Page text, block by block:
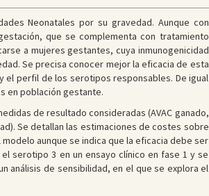
Neonatales por su gravedad. Aunque con
que se complementa con tratamiento
a mujeres gestantes, cuya inmunogenicidad
Se precisa conocer mejor la eficacia de esta
el perfil de los serotipos responsables. De igual
en población gestante.
de resultado consideradas (AVAC ganado,
Se detallan las estimaciones de costes sobre
aunque se indica que la eficacia debe ser
serotipo 3 en un ensayo clínico en fase 1 y se
análisis de sensibilidad, en el que se explora el